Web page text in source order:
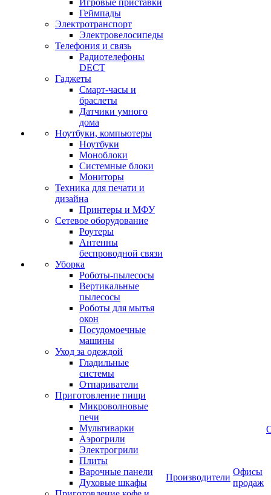
Игровые приставки
Геймпады
Электротранспорт
Электровелосипеды
Телефония и связь
Радиотелефоны
DECT
Гаджеты
Смарт-часы и
браслеты
Датчики умного
дома
Ноутбуки, компьютеры
Ноутбуки
Моноблоки
Системные блоки
Мониторы
Техника для печати и
дизайна
Принтеры и МФУ
Сетевое оборудование
Роутеры
Антенны
беспроводной связи
Уборка
Роботы-пылесосы
Вертикальные
пылесосы
Роботы для мытья
окон
Посудомоечные
машины
Уход за одеждой
Гладильные
системы
Отпариватели
Приготовление пищи
Микроволновые
печи
Мультиварки
Аэрогрили
Электрогрили
Плиты
Варочные панели
Духовые шкафы
Производители
Офисы
продаж